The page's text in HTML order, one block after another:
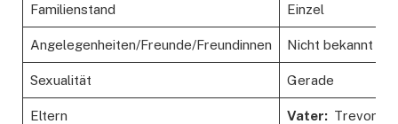
Familienstand Einzel
Angelegenheiten/Freunde/Freundinnen Nicht bekannt
Sexualität Gerade
Eltern Vater: Trevor